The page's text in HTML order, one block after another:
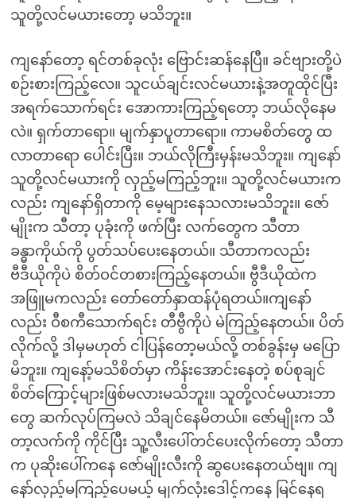
သူတို့လင်မယားတော့ မသိဘူး။
ကျနော်တော့ ရင်တစ်ခုလုံး ဗြောင်းဆန်နေပြီ။ ခင်ဗျားတို့ပဲ
စဉ်းစားကြည့်လေ။ သူငယ်ချင်းလင်မယားနဲ့အတူထိုင်ပြီး
အရက်သောက်ရင်း အောကားကြည့်ရတော့ ဘယ်လိုနေမ
လဲ။ ရှက်တာရော။ မျက်နှာပူတာရော။ ကာမစိတ်တွေ ထ
လာတာရော ပေါင်းပြီး။ ဘယ်လိုကြီးမှန်းမသိဘူး။ ကျနော်
သူတို့လင်မယားကို လှည့်မကြည့်ဘူး။ သူတို့လင်မယားက
လည်း ကျနော်ရှိတာကို မေ့များနေသလားမသိဘူး။ ဇော်
မျိုးက သီတာ့ ပုခုံးကို ဖက်ပြီး လက်တွေက သီတာ
ခန္ဓာကိုယ်ကို ပွတ်သပ်ပေးနေတယ်။ သီတာကလည်း
ဗီဒီယိုကိုပဲ စိတ်ဝင်တစားကြည့်နေတယ်။ ဗွီဒီယိုထဲက
အဖြူမကလည်း တော်တော်နှာထန်ပုံရတယ်။ကျနော်
လည်း ဝီစကီသောက်ရင်း တီဗွီကိုပဲ မဲကြည့်နေတယ်။ ပိတ်
လိုက်လို့ ဒါမှမဟုတ် ငါပြန်တော့မယ်လို့ တစ်ခွန်းမှ မပြော
မိဘူး။ ကျနော့်မသိစိတ်မှာ ကိန်းအောင်းနေတဲ့ စပ်စုချင်
စိတ်ကြောင့်များဖြစ်မလားမသိဘူး။ သူတို့လင်မယားဘာ
တွေ ဆက်လုပ်ကြမလဲ သိချင်နေမိတယ်။ ဇော်မျိုးက သီ
တာ့လက်ကို ကိုင်ပြီး သူ့လီးပေါ်တင်ပေးလိုက်တော့ သီတာ
က ပုဆိုးပေါ်ကနေ ဇော်မျိုးလီးကို ဆွပေးနေတယ်ဗျ။ ကျ
နော်လှည့်မကြည့်ပေမယ့် မျက်လုံးဒေါင့်ကနေ မြင်နေရ